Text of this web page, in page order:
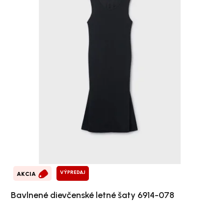
AKCIA VÝPREDAJ
Bavlnené dievčenské letné šaty 6914-078